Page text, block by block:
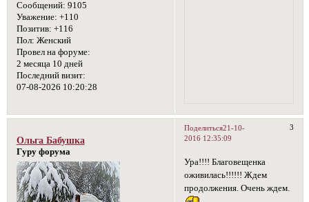
Сообщений: 9105
Уважение: +110
Позитив: +116
Пол: Женский
Провел на форуме:
2 месяца 10 дней
Последний визит:
07-08-2026 10:20:28
Поделиться 3
21-10-
2016 12:35:09
Ольга Бабушка
Гуру форума
Ура!!!! Благовещенка
оживилась!!!!!! Ждем
продолжения. Очень ждем.